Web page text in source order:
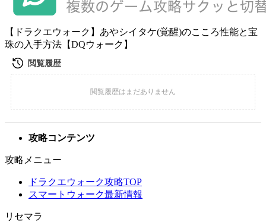
【ドラクエウォーク】あやシイタケ(覚醒)のこころ性能と宝
珠の入手方法【DQウォーク】
攻略コンテンツ
攻略メニュー
ドラクエウォーク攻略TOP
スマートウォーク最新情報
リセマラ